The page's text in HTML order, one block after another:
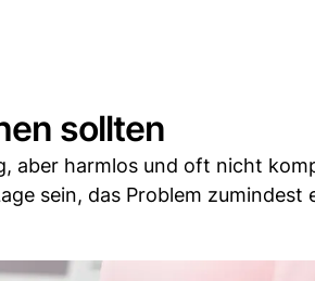
sollten
aber harmlos und oft nicht
sein, das Problem zumindest